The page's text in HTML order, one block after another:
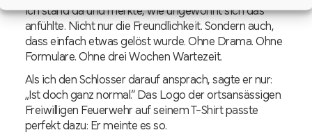
Ich stand da und merkte, wie ungewohnt sich das
anfühlte. Nicht nur die Freundlichkeit. Sondern auch,
dass einfach etwas gelöst wurde. Ohne Drama. Ohne
Formulare. Ohne drei Wochen Wartezeit.
Als ich den Schlosser darauf ansprach, sagte er nur:
„Ist doch ganz normal.“ Das Logo der ortsansässigen
Freiwilligen Feuerwehr auf seinem T-Shirt passte
perfekt dazu: Er meinte es so.